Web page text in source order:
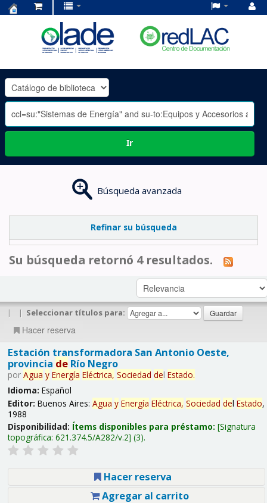
OLADE
-
Ir
Búsqueda avanzada
Refinar su búsqueda
Su búsqueda retornó 4 resultados.
| | Seleccionar títulos para:
Hacer reserva
Estación transformadora San Antonio Oeste,
provincia deRío Negro
por Agua y Energía Eléctrica, Sociedad del Estado.
Idioma: Español
Editor: Buenos Aires: Agua y Energía Eléctrica, Sociedad del Estado,
1988
Disponibilidad: Ítems disponibles para préstamo: Signatura
topográfica: 621.374.5/A282/v.2 (3).
Hacer reserva
Agregar al carrito